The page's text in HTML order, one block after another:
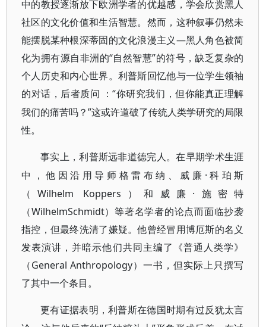
中的教授逐渐放下欧洲学者的优越感，学会欣赏黑人
社区的文化价值和生活智慧。然而，这种叙事仍然未
能摆脱某种根深蒂固的文化浪漫主义—黑人角色被简
化为拥有源自非洲的“自然智慧”的符号，缺乏复杂的
个人历史和内心世界。利普斯回忆他与一位学生领袖
的对话，后者质问
：“你研究我们，但你能真正理解
我们的痛苦吗？”这或许道破了传统人类学研究的局限
性。
事实上，利普斯远非道德完人。在早期学术生涯
中，他因沿用导师格雷布纳、威廉 ·科珀斯
（Wilhelm Koppers）和威廉·施密特
（WilhelmSchmidt）等著名学者的论点而面临抄袭
指控，但最终洗清了嫌疑。他曾经冒用博厄斯的名义
发表演讲，并暗示他们共同主编了《普通人类学》
（General Anthropology）一书，但实际上只撰写
了其中一个条目。
更有证据表明，利普斯在德国时期有过反犹太言